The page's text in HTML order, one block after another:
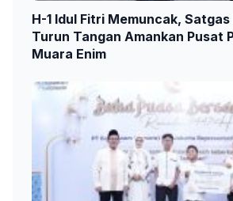
H-1 Idul Fitri Memuncak,
Turun Tangan Amankan Pusat
Muara Enim